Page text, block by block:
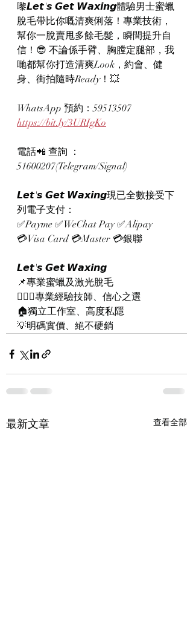
嚟𝙇𝙚𝙩'𝙨 𝙂𝙚𝙩 𝙒𝙖𝙭𝙞𝙣𝙜體驗男士蜜蠟
脫毛帶比你嘅清爽俐落！專業技術，
幫你一脫賣甩多餘毛髮，瞬間提升自
信！😎 不論係手臂、胸膛定腿部，我
哋都幫你打造清爽Look，約會、健
身、街拍隨時Ready！💥
WhatsApp 預約：59513507
https://bit.ly/3URIgKo
電話📲 查詢 ：
51600207(Telegram/Signal)
𝙇𝙚𝙩'𝙨 𝙂𝙚𝙩 𝙒𝙖𝙭𝙞𝙣𝙜現已全數接受下
列電子支付：
✅Payme ✅WeChat Pay ✅Alipay
💳Visa Card 💳Master 💳銀聯
𝙇𝙚𝙩'𝙨 𝙂𝙚𝙩 𝙒𝙖𝙭𝙞𝙣𝙜
📌專業蜜蠟及激光脫毛
👨🏻‍⚕專業經驗技師、信心之選
🏠獨立工作室、高度私隱
💡明碼實價、絕不硬銷
最新文章 查看全部